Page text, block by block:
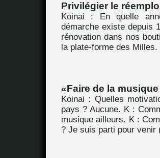
Privilégier le
Koinai : En quelle
démarche existe depuis
rénovation dans nos
la plate-forme des
Faire de la
Koinai : Quelles
pays ? Aucune. K :
musique ailleurs. K :
? Je suis parti pour